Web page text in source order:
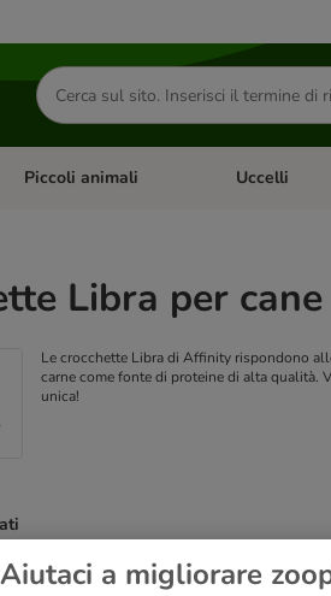
Cerca
prodotti
Apri Menu Categoria: Diete e antiparassitari
Piccoli animali Apri Menu
Uccelli
Libra per cane
Le crocchette Libra di Affinity rispondono
carne come fonte di proteine di alta qualità.
unica!
been changed
Aiutaci a migliorare